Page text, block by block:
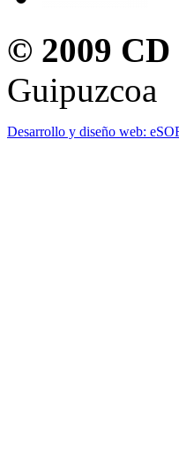
© 2009
Guipuzcoa
Desarrollo y diseño web: